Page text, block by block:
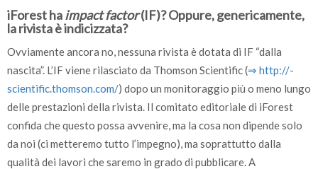
iForest haimpact factor(IF)? Oppure, genericamente,
la rivista è indicizzata?
Ovviamente ancora no, nessuna rivista è dotata di IF “dalla
nascita”. L’IF viene rilasciato da Thomson Scientific (⇒ http:/­/­
scientific.thomson.com/­) dopo un monitoraggio più o meno lungo
delle prestazioni della rivista. Il comitato editoriale di iForest
confida che questo possa avvenire, ma la cosa non dipende solo
da noi (ci metteremo tutto l’impegno), ma soprattutto dalla
qualità dei lavori che saremo in grado di pubblicare. A